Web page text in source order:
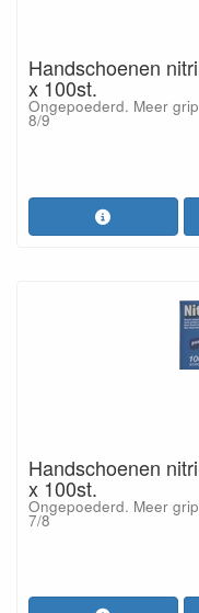
Handschoenen
x 100st.
Ongepoederd. Meer
8/9
Handschoenen
x 100st.
Ongepoederd. Meer
7/8